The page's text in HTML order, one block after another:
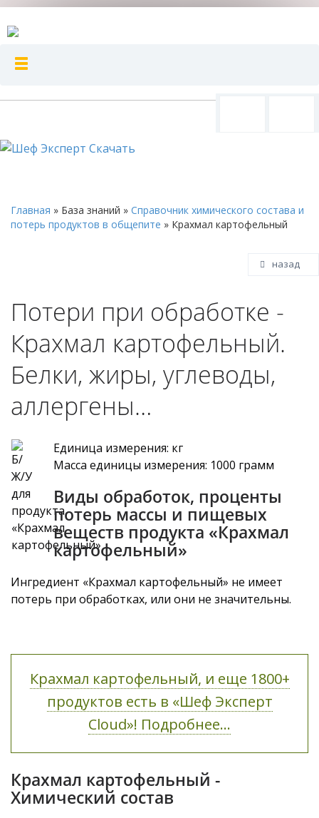
Главная » База знаний » Справочник химического состава и
потерь продуктов в общепите » Крахмал картофельный
назад
Потери при обработке -
Крахмал картофельный.
Белки, жиры, углеводы,
аллергены…
Единица измерения: кг
Масса единицы измерения: 1000 грамм
Виды обработок, проценты
потерь массы и пищевых
веществ продукта «Крахмал
картофельный»
Ингредиент «Крахмал картофельный» не имеет
потерь при обработках, или они не значительны.
Крахмал картофельный, и еще 1800+
продуктов есть в «Шеф Эксперт
Cloud»! Подробнее...
Крахмал картофельный -
Химический состав